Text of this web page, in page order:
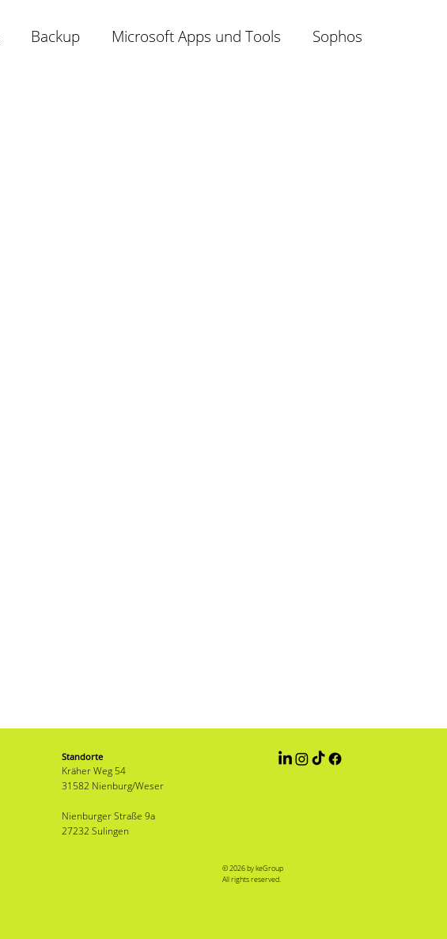
Backup Microsoft Apps und Tools Sophos
Standorte
Kräher Weg 54
31582 Nienburg/Weser
Nienburger Straße 9a
27232 Sulingen
© 2026 by keGroup
All rights reserved.